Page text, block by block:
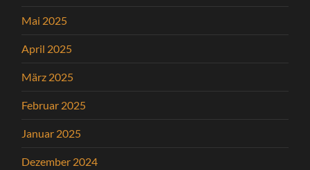
Mai 2025
April 2025
März 2025
Februar 2025
Januar 2025
Dezember 2024